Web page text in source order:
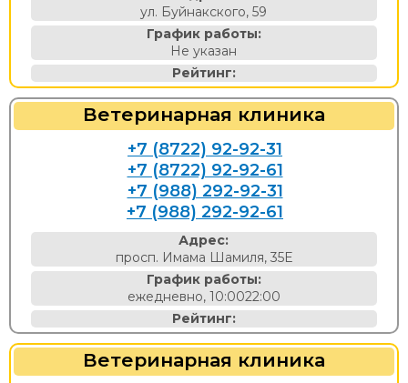
ул. Буйнакского, 59
График работы:
Не указан
Рейтинг:
Ветеринарная клиника
+7 (8722) 92-92-31
+7 (8722) 92-92-61
+7 (988) 292-92-31
+7 (988) 292-92-61
Адрес:
просп. Имама Шамиля, 35Е
График работы:
ежедневно, 10:0022:00
Рейтинг:
Ветеринарная клиника